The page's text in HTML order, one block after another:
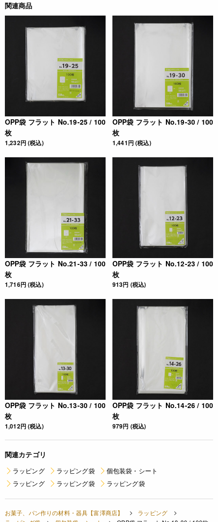
関連商品
OPP袋 フラット No.19-25 / 100
枚
1,232円 (税込)
OPP袋 フラット No.19-30 / 100
枚
1,441円 (税込)
OPP袋 フラット No.21-33 / 100
枚
1,716円 (税込)
OPP袋 フラット No.12-23 / 100
枚
913円 (税込)
OPP袋 フラット No.13-30 / 100
枚
1,012円 (税込)
OPP袋 フラット No.14-26 / 100
枚
979円 (税込)
関連カテゴリ
ラッピング ラッピング袋
個包装袋・シート
ラッピング
ラッピング袋 ラッピング袋
お菓子、パン作りの材料・器具【富澤商店】
ラッピング